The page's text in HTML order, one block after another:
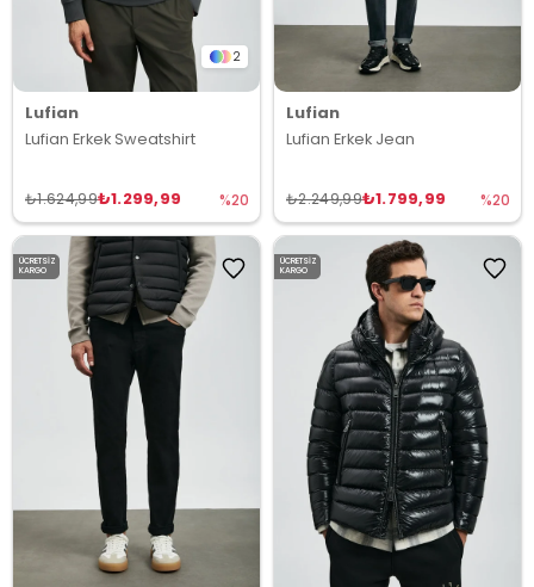
2
Lufian
Lufian Erkek Sweatshirt
₺1.299,99
₺1.624,99 %20
Lufian
Lufian Erkek Jean
₺1.799,99
₺2.249,99 %20
ÜCRETSIZ
KARGO
ÜCRETSIZ
KARGO